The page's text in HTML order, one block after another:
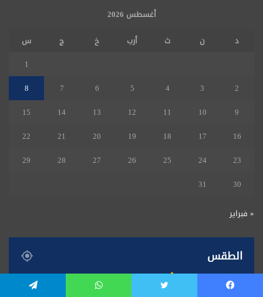
أغسطس 2026
د
ن ث أرب خ ج
س
1
2
3
4
5
6
7
8
9
10
11
12
13
14
15
16
17
18
19
20
21
22
23
24
25
26
27
28
29
30
31
« فبراير
الطقس